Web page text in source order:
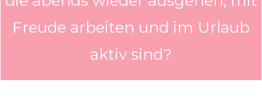
Freude arbeiten und im Urlaub
aktiv sind?